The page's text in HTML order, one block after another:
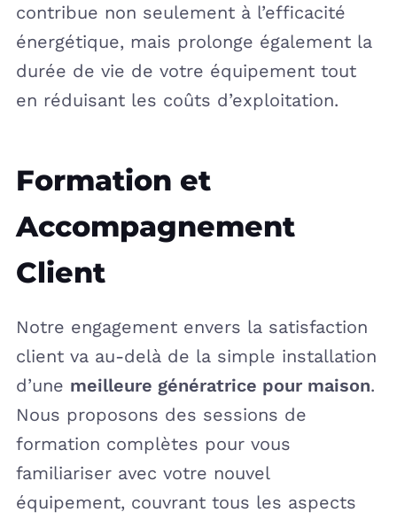
contribue non seulement à l’efficacité
énergétique, mais prolonge également la
durée de vie de votre équipement tout
en réduisant les coûts d’exploitation.
Formation et
Accompagnement
Client
Notre engagement envers la satisfaction
client va au-delà de la simple installation
d’une meilleure génératrice pour maison.
Nous proposons des sessions de
formation complètes pour vous
familiariser avec votre nouvel
équipement, couvrant tous les aspects